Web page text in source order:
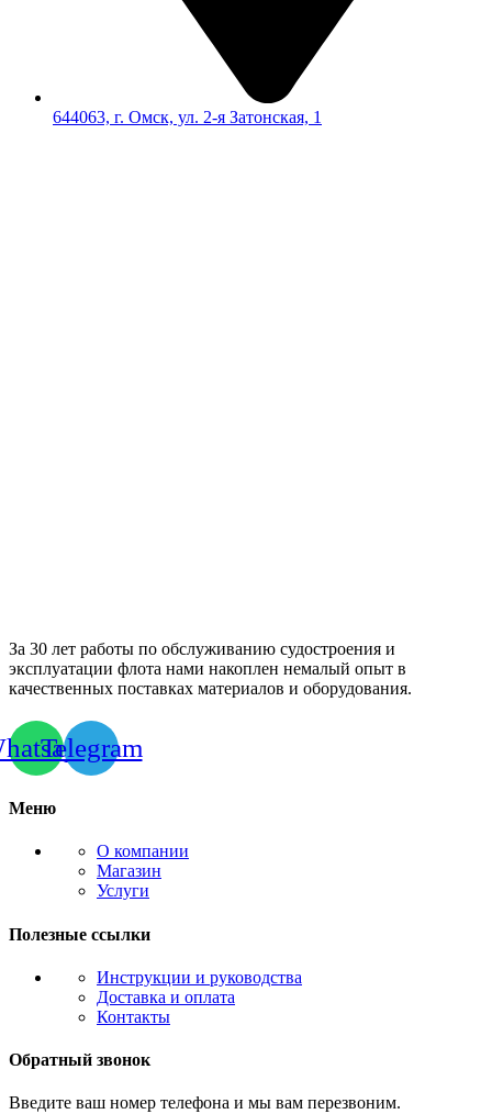
644063, г. Омск, ул. 2-я Затонская, 1
За 30 лет работы по обслуживанию судостроения и
эксплуатации флота нами накоплен немалый опыт в
качественных поставках материалов и оборудования.
Telegram
Меню
О компании
Магазин
Услуги
Полезные ссылки
Инструкции и руководства
Доставка и оплата
Контакты
Обратный звонок
Введите ваш номер телефона и мы вам перезвоним.